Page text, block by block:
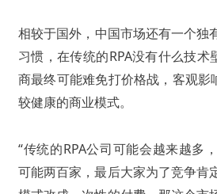
相较于国外，中国市场还有一个
习惯，在传统的RPA没有什么技术
商最终可能难免打价格战，客观影
较健康的商业模式。
“传统的RPA公司可能会越来越多
可能两百家，最后大家为了竞争肯